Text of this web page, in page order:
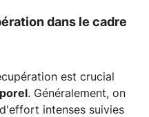
dans le cadre
est crucial
. Généralement, on
intenses suivies